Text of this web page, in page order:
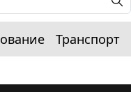
Транспорт